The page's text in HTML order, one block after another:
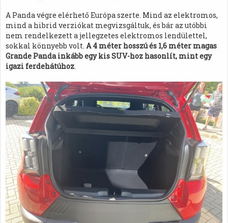
A Panda végre elérhető Európa szerte. Mind az elektromos,
mind a hibrid verziókat megvizsgáltuk, és bár az utóbbi
nem rendelkezett a jellegzetes elektromos lendülettel,
sokkal könnyebb volt. A 4 méter hosszú és 1,6 méter magas
Grande Panda inkább egy kis SUV-hoz hasonlít, mint egy
igazi ferdehátúhoz.